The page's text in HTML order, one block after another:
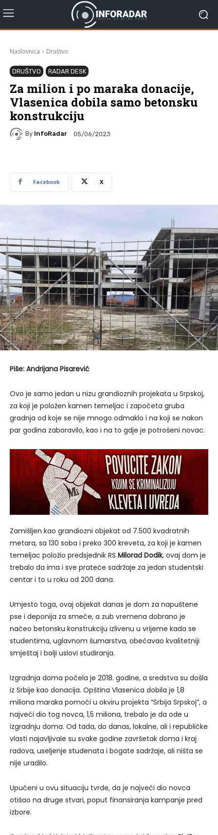
Naslovnica Društvo
DRUŠTVO RADAR DESK
Za milion i po maraka donacije,
Vlasenica dobila samo betonsku
konstrukciju
By InfoRadar 05/06/2023
Facebook X
Piše: Andrijana Pisarević
Ovo je samo jedan u nizu grandioznih projekata u Srpskoj,
za koji je položen kamen temeljac i započeta gruba
gradnja od koje se nije mnogo odmaklo i na koji se nakon
par godina zaboravilo, kao i na to gdje je potrošeni novac.
Zamišljen kao grandiozni objekat od 7.500 kvadratnih
metara, sa 130 soba i preko 300 kreveta, za koji je kamen
temeljac položio predsjednik RS Milorad Dodik, ovaj dom je
trebalo da ima i sve prateće sadržaje za jedan studentski
centar i to u roku od 200 dana.
Umjesto toga, ovaj objekat danas je dom za napuštene
pse i deponija za smeće, a zub vremena dobrano je
načeo betonsku konstrukciju izlivenu u vrijeme kada se
studentima, uglavnom šumarstva, obećavao kvalitetniji
smještaj i bolji uslovi studiranja.
Izgradnja doma počela je 2018. godine, a sredstva su došla
iz Srbije kao donacija. Opština Vlasenica dobila je 1,8
miliona maraka pomoći u okviru projekta “Srbija Srpskoj”, a
najveći dio tog novca, 1,5 miliona, trebalo je da ode u
izgradnju doma. Od tada, do danas, lokalne, ali i republičke
vlasti najavljivale su svake godine završetak doma i kraj
radova, useljenje studenata i bogate sadržaje, ali ništa se
nije uradilo.
Upućeni u ovu situaciju tvrde, da je najveći dio novca
otišao na druge stvari, poput finansiranja kampanje pred
izbore.